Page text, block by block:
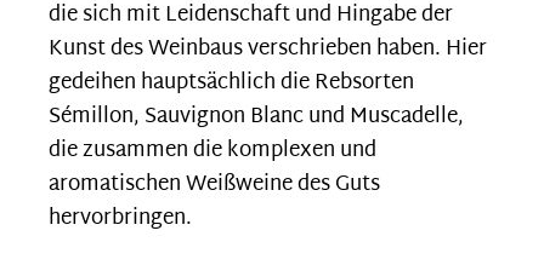
die sich mit Leidenschaft und Hingabe der
Kunst des Weinbaus verschrieben haben. Hier
gedeihen hauptsächlich die Rebsorten
Sémillon, Sauvignon Blanc und Muscadelle,
die zusammen die komplexen und
aromatischen Weißweine des Guts
hervorbringen.